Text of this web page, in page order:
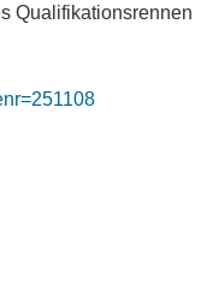
Qualifikationsrennen